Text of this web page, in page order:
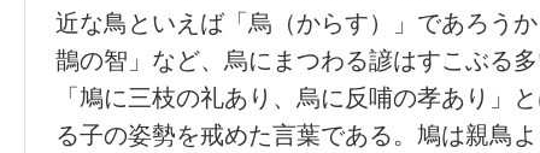
近な鳥といえば「烏（からす）」であろう
鵲の智」など、烏にまつわる諺はすこぶる
「鳩に三枝の礼あり、烏に反哺の孝あり」
る子の姿勢を戒めた言葉である。鳩は親鳥